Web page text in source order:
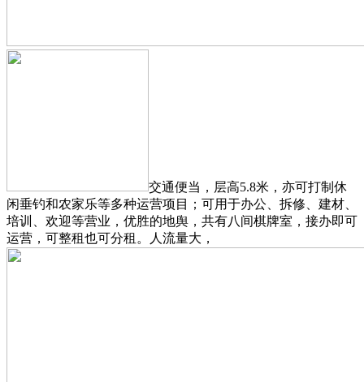
交通便当，层高5.8米，亦可打制休
闲垂钓和农家乐等多种运营项目；可用于办公、拆修、建材、
培训、欢迎等营业，优胜的地舆，共有八间棋牌室，接办即可
运营，可整租也可分租。人流量大，